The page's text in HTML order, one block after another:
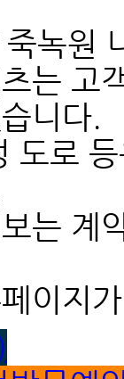
녹원
는 고
니다.
로
는 계
이지